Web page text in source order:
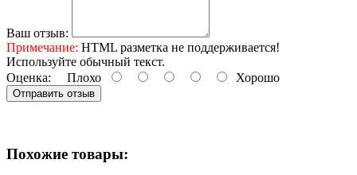
Ваш отзыв:
Примечание: HTML разметка не поддерживается!
Используйте обычный текст.
Оценка: Плохо Хорошо
Отправить отзыв
Похожие товары: